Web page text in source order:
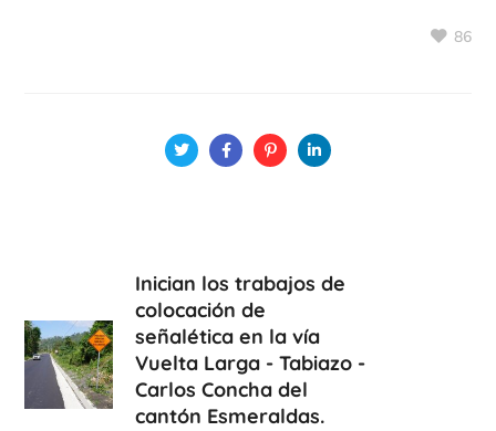
86
Inician los trabajos de
colocación de
señalética en la vía
Vuelta Larga - Tabiazo -
Carlos Concha del
cantón Esmeraldas.